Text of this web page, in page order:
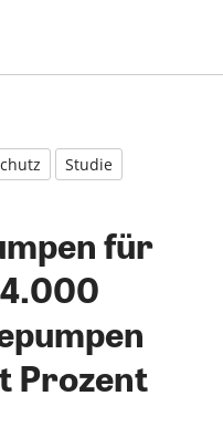
Studie
für
Prozent